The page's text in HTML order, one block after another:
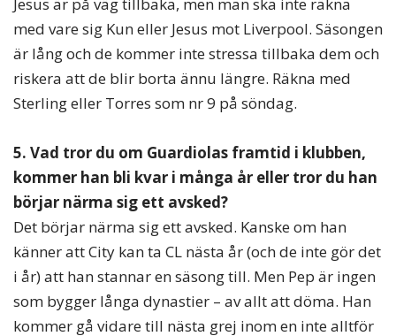
med vare sig Kun eller Jesus mot Liverpool. Säsongen
är lång och de kommer inte stressa tillbaka dem och
riskera att de blir borta ännu längre. Räkna med
Sterling eller Torres som nr 9 på söndag.
5. Vad tror du om Guardiolas framtid i klubben,
kommer han bli kvar i många år eller tror du han
börjar närma sig ett avsked?
Det börjar närma sig ett avsked. Kanske om han
känner att City kan ta CL nästa år (och de inte gör det
i år) att han stannar en säsong till. Men Pep är ingen
som bygger långa dynastier – av allt att döma. Han
kommer gå vidare till nästa grej inom en inte alltför